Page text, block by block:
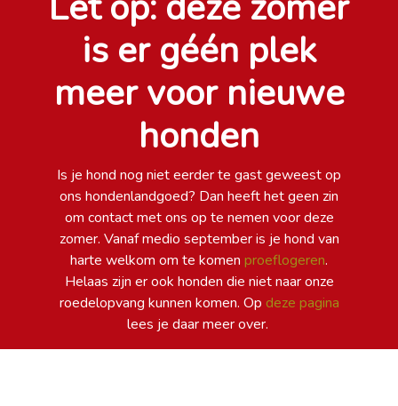
is er géén plek
meer voor nieuwe
honden
Is je hond nog niet eerder te gast geweest op
ons hondenlandgoed? Dan heeft het geen zin
om contact met ons op te nemen voor deze
zomer. Vanaf medio september is je hond van
harte welkom om te komen proeflogeren.
Helaas zijn er ook honden die niet naar onze
roedelopvang kunnen komen. Op deze pagina
lees je daar meer over.